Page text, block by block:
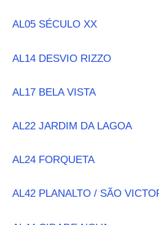
AL05 SÉCULO XX
AL14 DESVIO RIZZO
AL17 BELA VISTA
AL22 JARDIM DA LAGOA
AL24 FORQUETA
AL42 PLANALTO / SÃO